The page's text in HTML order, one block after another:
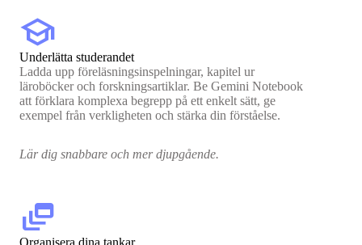
school
Underlätta studerandet
Ladda upp föreläsningsinspelningar, kapitel ur
läroböcker och forskningsartiklar. Be Gemini Notebook
att förklara komplexa begrepp på ett enkelt sätt, ge
exempel från verkligheten och stärka din förståelse.
Lär dig snabbare och mer djupgående.
dynamic_feed
Organisera dina tankar